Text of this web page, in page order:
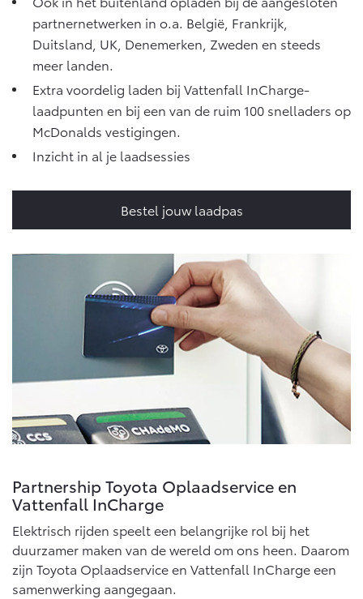
bZ4X
BATTERIJ-ELEKTRISCH
bZ4X Touring
WATERSTOF-ELEKTRISCH
Vanaf € 76.695,-
OOK ALS BATTERIJ-
ELEKTRISCH
Vanaf € 27.945,-
Proace (excl. BTW)
OOK ALS BATTERIJ-
Vanaf € 37.500,-
Proace Verso
BATTERIJ-ELEKTRISCH
Vanaf € 55.950,-
Connected check
Navigatie updates
partnernetwerken in o.a. België, Frankrijk,
Duitsland, UK, Denemerken, Zweden en steeds
meer landen.
Extra voordelig laden bij Vattenfall InCharge-
laadpunten en bij een van de ruim 100 snelladers op
McDonalds vestigingen.
Inzicht in al je laadsessies
Bestel jouw laadpas
Partnership Toyota Oplaadservice en
Vattenfall InCharge
Elektrisch rijden speelt een belangrijke rol bij het
duurzamer maken van de wereld om ons heen. Daarom
zijn Toyota Oplaadservice en Vattenfall InCharge een
samenwerking aangegaan.